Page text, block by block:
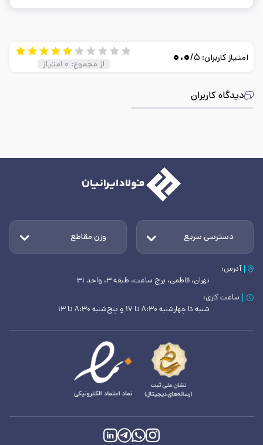
دیدگاه کاربران
امتیاز کاربران: ۰.۰/۵
از مجموع: ۰ امتیاز
دسترسی سریع وزن مقاطع
آدرس:
تهران، فاطمی، برج ساعت، طبقه ۳، واحد ۳۱
ساعت کاری:
شنبه تا چهارشنبه ۸:۳۰ تا ۱۷ و پنج‌شنبه ۸:۳۰ تا ۱۳